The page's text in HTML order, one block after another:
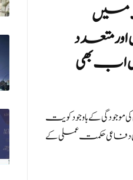
میں
متعدد
اب بھی
کے باوجود کویت
دفاعی حکمت عملی کے